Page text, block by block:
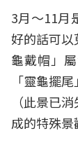
3月～11月
好的話可
龜戴帽」
「靈龜擺
（此景已
成的特殊景